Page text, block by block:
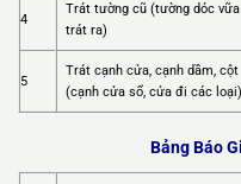
4
Trát tường cũ (tường dóc vữa
trát ra)
5
Trát cạnh cửa, cạnh dầm, cột
(cạnh cửa sổ, cửa đi các loại)
Bảng Báo